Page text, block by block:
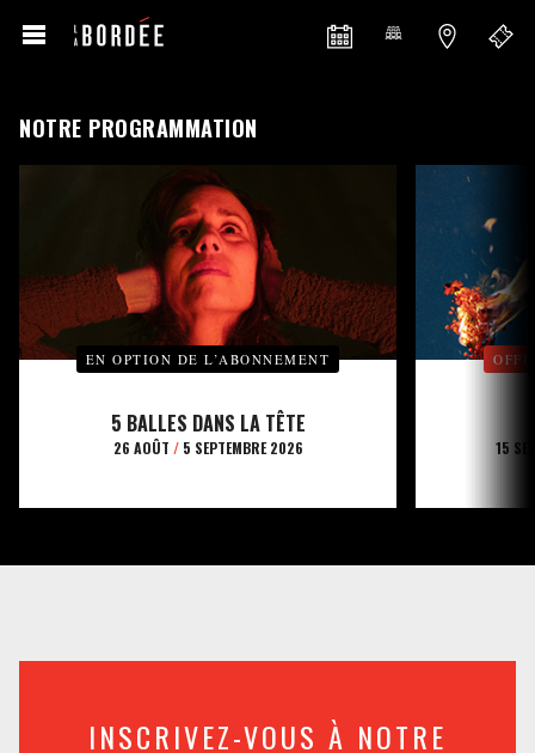
NOTRE PROGRAMMATION
EN OPTION DE L’ABONNEMENT
5 BALLES DANS LA TÊTE
26 AOÛT /5 SEPTEMBRE 2026 15
INSCRIVEZ-VOUS À NOTRE